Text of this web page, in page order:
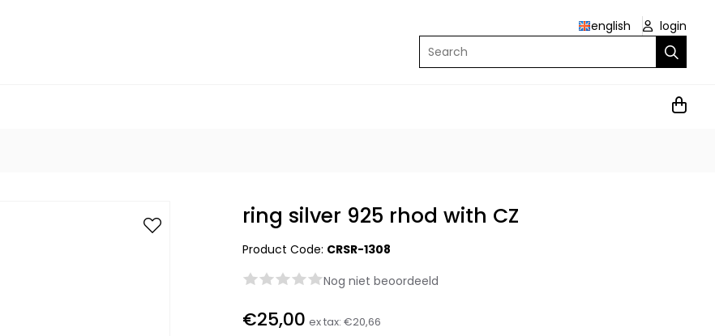
english
login
Search
ring silver 925 rhod with CZ
Product Code: CRSR-1308
Nog niet beoordeeld
€25,00 ex tax:€20,66